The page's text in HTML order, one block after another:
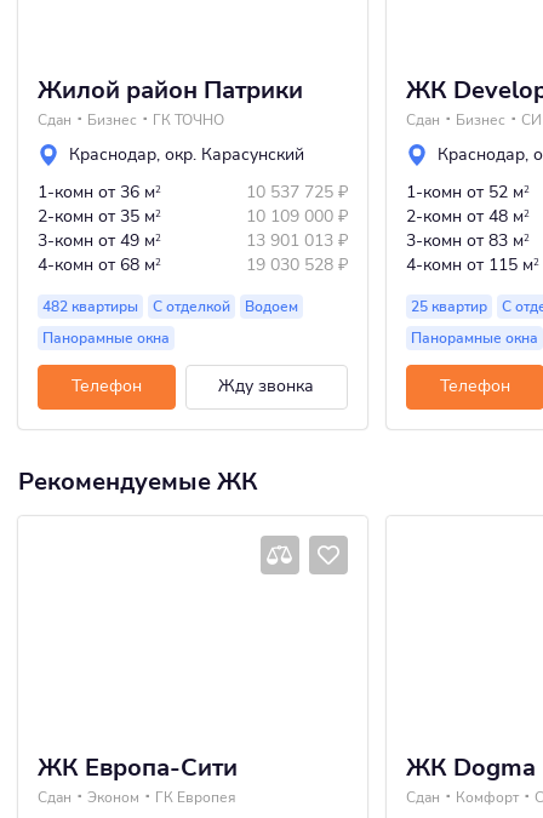
Жилой район Патрики
Сдан Бизнес ГК ТОЧНО
Краснодар, окр. Карасунский
1-комн от 36 м2 10 537 725 ₽
2-комн от 35 м2 10 109 000 ₽
3-комн от 49 м2 13 901 013 ₽
4-комн от 68 м2 19 030 528 ₽
482 квартиры С отделкой
Водоем
Панорамные окна
Телефон Жду звонка
ЖК
Сдан Бизнес
Краснодар,
1-комн от 52 м2
2-комн от 48 м2
3-комн от 83 м2
4-комн от 115 м2
25 квартир
С
Панорамные окна
Телефон
Рекомендуемые ЖК
ЖК Европа-Сити
Сдан Эконом ГК Европея
ЖК Dogma
Сдан Комфорт